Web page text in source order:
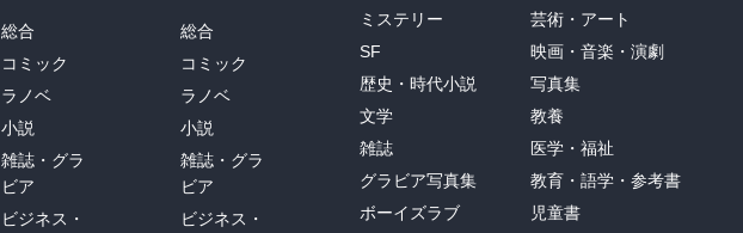
総合
コミック
ラノベ
小説
雑誌・グラ
ビア
ビジネス・
総合
コミック
ラノベ
小説
雑誌・グラ
ビア
ビジネス・
ミステリー
SF
歴史・時代小説
文学
雑誌
グラビア写真集
ボーイズラブ
芸術・アート
映画・音楽・演劇
写真集
教養
医学・福祉
教育・語学・参考書
児童書